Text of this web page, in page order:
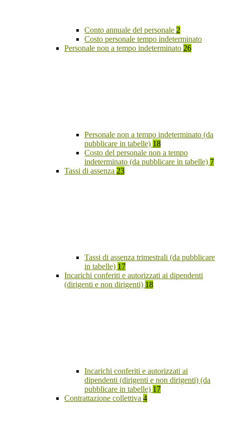
Conto annuale del personale 2
Costo personale tempo indeterminato
Personale non a tempo indeterminato 26
Personale non a tempo indeterminato (da
pubblicare in tabelle) 18
Costo del personale non a tempo
indeterminato (da pubblicare in tabelle) 7
Tassi di assenza 23
Tassi di assenza trimestrali (da pubblicare
in tabelle) 17
Incarichi conferiti e autorizzati ai dipendenti
(dirigenti e non dirigenti) 18
Incarichi conferiti e autorizzati ai
dipendenti (dirigenti e non dirigenti) (da
pubblicare in tabelle) 17
Contrattazione collettiva 4